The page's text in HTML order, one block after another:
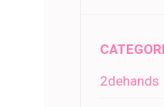
2dehands